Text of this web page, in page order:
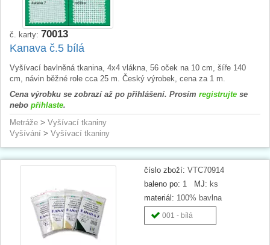
č. karty: 70013
Kanava č.5 bílá
Vyšívací bavlněná tkanina, 4x4 vlákna, 56 oček na 10 cm, šíře 140
cm, návin běžné role cca 25 m. Český výrobek, cena za 1 m.
Cena výrobku se zobrazí až po přihlášení. Prosím registrujte se
nebo přihlaste.
Metráže > Vyšívací tkaniny
Vyšívání > Vyšívací tkaniny
číslo zboží: VTC70914
baleno po: 1 MJ: ks
materiál: 100% bavlna
001 - bílá